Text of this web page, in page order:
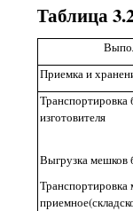
Таблица
Приемка и
Транспортировка
изготовителя
Выгрузка мешков